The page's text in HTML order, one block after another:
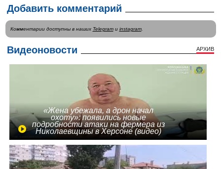
Добавить комментарий
Комментарии доступны в наших Telegramи instagram.
Видеоновости АРХИВ
«Жена убежала, а дрон начал
охоту»: появились новые
подробности атаки на фермера из
Николаевщины в Херсоне (видео)